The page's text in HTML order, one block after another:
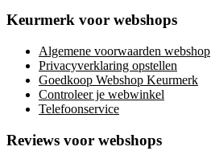
Keurmerk voor webshops
Algemene voorwaarden webshop
Privacyverklaring opstellen
Goedkoop Webshop Keurmerk
Controleer je webwinkel
Telefoonservice
Reviews voor webshops